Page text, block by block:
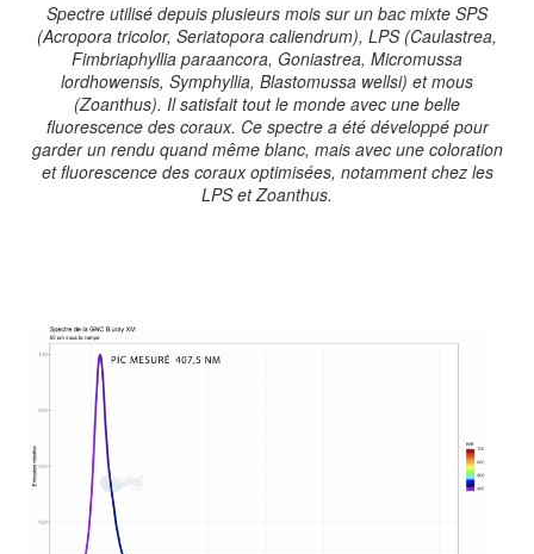
Spectre utilisé depuis plusieurs mois sur un bac mixte SPS
(Acropora tricolor, Seriatopora caliendrum), LPS (Caulastrea,
Fimbriaphyllia paraancora, Goniastrea, Micromussa
lordhowensis, Symphyllia, Blastomussa wellsi) et mous
(Zoanthus). Il satisfait tout le monde avec une belle
fluorescence des coraux. Ce spectre a été développé pour
garder un rendu quand même blanc, mais avec une coloration
et fluorescence des coraux optimisées, notamment chez les
LPS et Zoanthus.